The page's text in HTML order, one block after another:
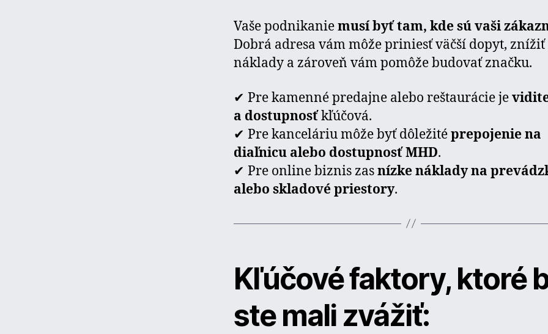
Vaše podnikaniemusí byť tam, kde sú vaši
Dobrá adresa vám môže priniesť väčší dopyt, znížiť
náklady a zároveň vám pomôže budovať značku.
✔ Pre kamenné predajne alebo reštaurácie je
a dostupnosťkľúčová.
✔ Pre kanceláriu môže byť dôležitéprepojenie na
diaľnicu alebo dostupnosť MHD.
✔ Pre online biznis zasnízke náklady na
alebo skladové priestory.
Kľúčové faktory, ktoré
ste mali zvážiť: